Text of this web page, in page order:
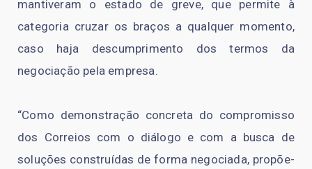
mantiveram o estado de greve, que permite à
categoria cruzar os braços a qualquer momento,
caso haja descumprimento dos termos da
negociação pela empresa.
“Como demonstração concreta do compromisso
dos Correios com o diálogo e com a busca de
soluções construídas de forma negociada, propõe-